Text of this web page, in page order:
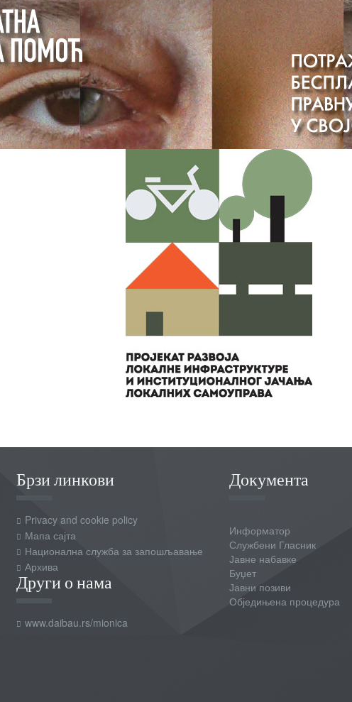
Брзи линкови
Privacy and cookie policy
Мапа сајта
Национална служба за запошљавање
Архива
Други о нама
www.daibau.rs/mionica
Документа
Информатор
Службени Гласник
Јавне набавке
Буџет
Јавни позиви
Обједињена процедура